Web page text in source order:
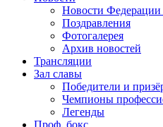
Новости Федерации
Поздравления
Фотогалерея
Архив новостей
Трансляции
Зал славы
Победители и
Чемпионы
Легенды
Проф. бокс